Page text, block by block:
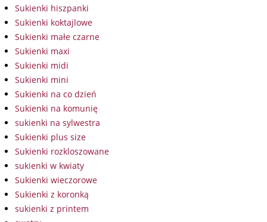
Sukienki hiszpanki
Sukienki koktajlowe
Sukienki małe czarne
Sukienki maxi
Sukienki midi
Sukienki mini
Sukienki na co dzień
Sukienki na komunię
sukienki na sylwestra
Sukienki plus size
Sukienki rozkloszowane
sukienki w kwiaty
Sukienki wieczorowe
Sukienki z koronką
sukienki z printem